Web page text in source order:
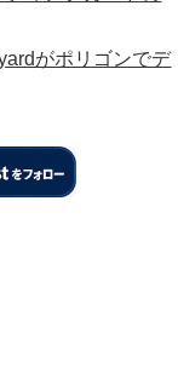
がポリゴンでデ